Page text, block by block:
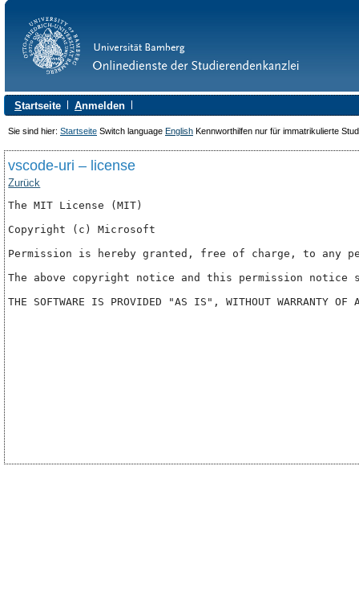
Startseite Anmelden
Sie sind hier: Startseite Switch language English Kennworthilfen nur für immatrikulierte
vscode-uri – license
Zurück
The MIT License (MIT)
Copyright (c) Microsoft
Permission is hereby granted, free of charge, to
The above copyright notice and this permission